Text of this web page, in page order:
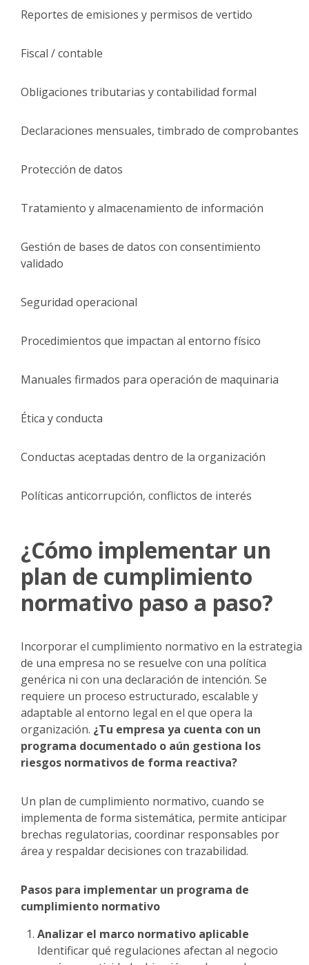
Reportes de emisiones y permisos de vertido
Fiscal / contable
Obligaciones tributarias y contabilidad formal
Declaraciones mensuales, timbrado de comprobantes
Protección de datos
Tratamiento y almacenamiento de información
Gestión de bases de datos con consentimiento
validado
Seguridad operacional
Procedimientos que impactan al entorno físico
Manuales firmados para operación de maquinaria
Ética y conducta
Conductas aceptadas dentro de la organización
Políticas anticorrupción, conflictos de interés
¿Cómo implementar un
plan de cumplimiento
normativo paso a paso?
Incorporar el cumplimiento normativo en la estrategia
de una empresa no se resuelve con una política
genérica ni con una declaración de intención. Se
requiere un proceso estructurado, escalable y
adaptable al entorno legal en el que opera la
organización. ¿Tu empresa ya cuenta con un
programa documentado o aún gestiona los
riesgos normativos de forma reactiva?
Un plan de cumplimiento normativo, cuando se
implementa de forma sistemática, permite anticipar
brechas regulatorias, coordinar responsables por
área y respaldar decisiones con trazabilidad.
Pasos para implementar un programa de
cumplimiento normativo
Analizar el marco normativo aplicable
Identificar qué regulaciones afectan al negocio